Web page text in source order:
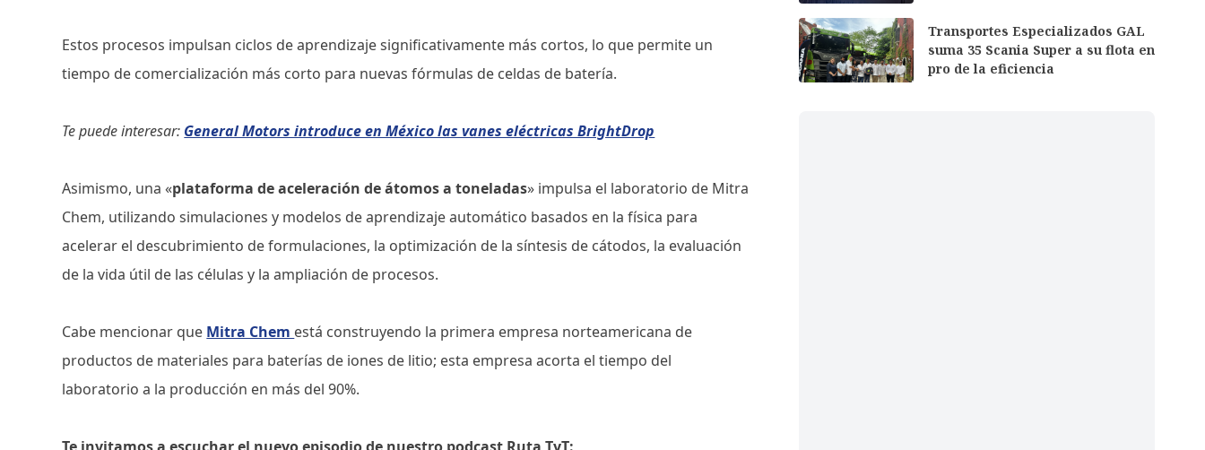
Estos procesos impulsan ciclos de aprendizaje significativamente más cortos, lo que permite un
tiempo de comercialización más corto para nuevas fórmulas de celdas de batería.
Te puede interesar: General Motors introduce en México las vanes eléctricas BrightDrop
Asimismo, una «plataforma de aceleración de átomos a toneladas» impulsa el laboratorio de Mitra
Chem, utilizando simulaciones y modelos de aprendizaje automático basados ​​en la física para
acelerar el descubrimiento de formulaciones, la optimización de la síntesis de cátodos, la evaluación
de la vida útil de las células y la ampliación de procesos.
Cabe mencionar que Mitra Chem está construyendo la primera empresa norteamericana de
productos de materiales para baterías de iones de litio; esta empresa acorta el tiempo del
laboratorio a la producción en más del 90%.
Transportes Especializados GAL
suma 35 Scania Super a su flota en
pro de la eficiencia